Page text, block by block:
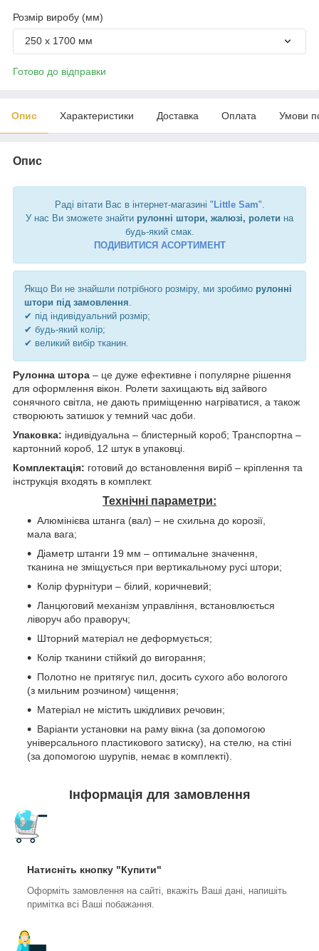
Розмір виробу (мм)
250 х 1700 мм
Готово до відправки
Опис Характеристики Доставка Оплата Умови
Опис
Раді вітати Вас в інтернет-магазині " Little Sam".
У нас Ви зможете знайти рулонні штори, жалюзі, ролети на
будь-який смак.
ПОДИВИТИСЯ АСОРТИМЕНТ
Якщо Ви не знайшли потрібного розміру, ми зробимо рулонні
штори під замовлення
✔ під індивідуальний розмір;
✔ будь-який колір;
✔ великий вибір тканин.
Рулонна штора – це дуже ефективне і популярне рішення
для оформлення вікон. Ролети захищають від зайвого
сонячного світла, не дають приміщенню нагріватися, а також
створюють затишок у темний час доби.
Упаковка: індивідуальна – блистерный короб; Транспортна –
картонний короб, 12 штук в упаковці.
Комплектація: готовий до встановлення виріб – кріплення та
інструкція входять в комплект.
Технічні параметри:
Алюмінієва штанга (вал) – не схильна до корозії,
мала вага;
Діаметр штанги 19 мм – оптимальне значення,
тканина не зміщується при вертикальному русі штори;
Колір фурнітури – білий, коричневий;
Ланцюговий механізм управління, встановлюється
ліворуч або праворуч;
Шторний матеріал не деформується;
Колір тканини стійкий до вигорання;
Полотно не притягує пил, досить сухого або вологого
(з мильним розчином) чищення;
Матеріал не містить шкідливих речовин;
Варіанти установки на раму вікна (за допомогою
універсального пластикового затиску), на стелю, на стіні
(за допомогою шурупів, немає в комплекті).
Інформація для замовлення
Натисніть кнопку "Купити"
Оформіть замовлення на сайті, вкажіть Ваші дані, напишіть
примітка всі Ваші побажання.